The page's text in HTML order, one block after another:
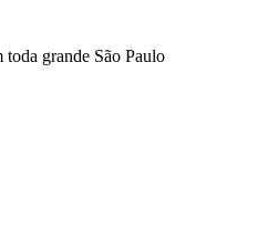
grande São Paulo